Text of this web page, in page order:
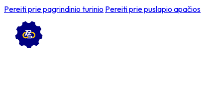
Pereiti prie pagrindinio turinio Pereiti prie puslapio apačios